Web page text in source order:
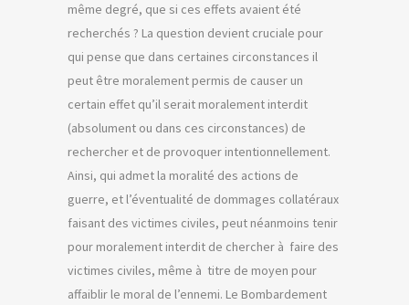
même degré, que si ces effets avaient été
recherchés ? La question devient cruciale pour
qui pense que dans certaines circonstances il
peut être moralement permis de causer un
certain effet qu’il serait moralement interdit
(absolument ou dans ces circonstances) de
rechercher et de provoquer intentionnellement.
Ainsi, qui admet la moralité des actions de
guerre, et l’éventualité de dommages collatéraux
faisant des victimes civiles, peut néanmoins tenir
pour moralement interdit de chercher à faire des
victimes civiles, même à titre de moyen pour
affaiblir le moral de l’ennemi. Le Bombardement